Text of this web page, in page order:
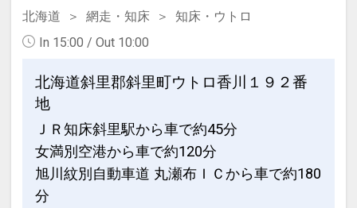
北海道 網走・知床
知床・ウトロ
In 15:00 / Out 10:00
北海道斜里郡斜里町ウトロ香川１９２番
地
ＪＲ知床斜里駅から車で約45分
女満別空港から車で約120分
旭川紋別自動車道 丸瀬布ＩＣから車で約180
分